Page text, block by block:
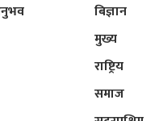
बिज्ञान
मुख्य
राष्ट्रिय
समाज